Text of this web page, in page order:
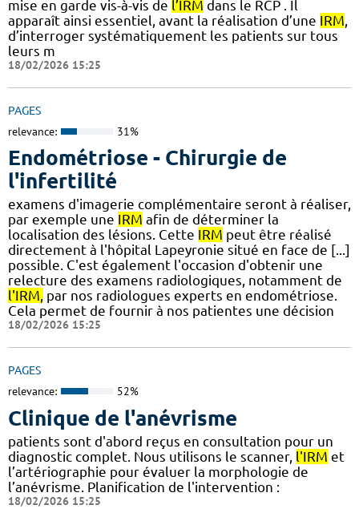
mise en garde vis-à-vis de l’IRM dans le RCP . Il
apparaît ainsi essentiel, avant la réalisation d’une IRM
d’interroger systématiquement les patients sur tous
leurs m
18/02/2026 15:25
PAGES
relevance: 31%
Endométriose - Chirurgie de
l'infertilité
examens d'imagerie complémentaire seront à réaliser,
par exemple une IRM afin de déterminer la
localisation des lésions. Cette IRM peut être réalisé
directement à l'hôpital Lapeyronie situé en face de [...]
possible. C'est également l'occasion d'obtenir une
relecture des examens radiologiques, notamment de
l'IRM, par nos radiologues experts en endométriose.
Cela permet de fournir à nos patientes une décision
18/02/2026 15:25
PAGES
relevance: 52%
Clinique de l'anévrisme
patients sont d'abord reçus en consultation pour un
diagnostic complet. Nous utilisons le scanner, l'IRM et
l’artériographie pour évaluer la morphologie de
l’anévrisme. Planification de l'intervention :
18/02/2026 15:25